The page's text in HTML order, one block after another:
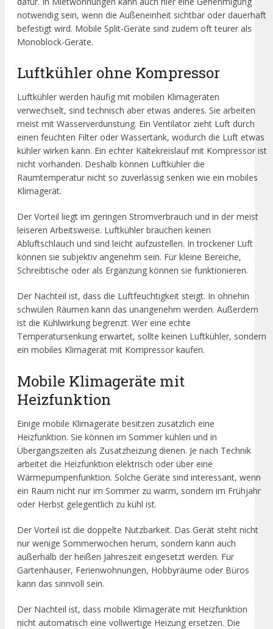
notwendig sein, wenn die Außeneinheit sichtbar oder dauerhaft
befestigt wird. Mobile Split-Geräte sind zudem oft teurer als
Monoblock-Geräte.
Luftkühler ohne Kompressor
Luftkühler werden häufig mit mobilen Klimageräten
verwechselt, sind technisch aber etwas anderes. Sie arbeiten
meist mit Wasserverdunstung. Ein Ventilator zieht Luft durch
einen feuchten Filter oder Wassertank, wodurch die Luft etwas
kühler wirken kann. Ein echter Kältekreislauf mit Kompressor ist
nicht vorhanden. Deshalb können Luftkühler die
Raumtemperatur nicht so zuverlässig senken wie ein mobiles
Klimagerät.
Der Vorteil liegt im geringen Stromverbrauch und in der meist
leiseren Arbeitsweise. Luftkühler brauchen keinen
Abluftschlauch und sind leicht aufzustellen. In trockener Luft
können sie subjektiv angenehm sein. Für kleine Bereiche,
Schreibtische oder als Ergänzung können sie funktionieren.
Der Nachteil ist, dass die Luftfeuchtigkeit steigt. In ohnehin
schwülen Räumen kann das unangenehm werden. Außerdem
ist die Kühlwirkung begrenzt. Wer eine echte
Temperatursenkung erwartet, sollte keinen Luftkühler, sondern
ein mobiles Klimagerät mit Kompressor kaufen.
Mobile Klimageräte mit
Heizfunktion
Einige mobile Klimageräte besitzen zusätzlich eine
Heizfunktion. Sie können im Sommer kühlen und in
Übergangszeiten als Zusatzheizung dienen. Je nach Technik
arbeitet die Heizfunktion elektrisch oder über eine
Wärmepumpenfunktion. Solche Geräte sind interessant, wenn
ein Raum nicht nur im Sommer zu warm, sondern im Frühjahr
oder Herbst gelegentlich zu kühl ist.
Der Vorteil ist die doppelte Nutzbarkeit. Das Gerät steht nicht
nur wenige Sommerwochen herum, sondern kann auch
außerhalb der heißen Jahreszeit eingesetzt werden. Für
Gartenhäuser, Ferienwohnungen, Hobbyräume oder Büros
kann das sinnvoll sein.
Der Nachteil ist, dass mobile Klimageräte mit Heizfunktion
nicht automatisch eine vollwertige Heizung ersetzen. Die